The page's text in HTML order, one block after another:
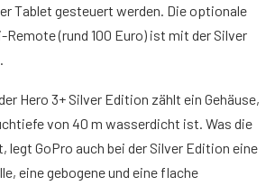
Tablet gesteuert werden. Die optionale
Remote (rund 100 Euro) ist mit der Silver
Hero 3+ Silver Edition zählt ein Gehäuse,
von 40 m wasserdicht ist. Was die
legt GoPro auch bei der Silver Edition eine
eine gebogene und eine flache